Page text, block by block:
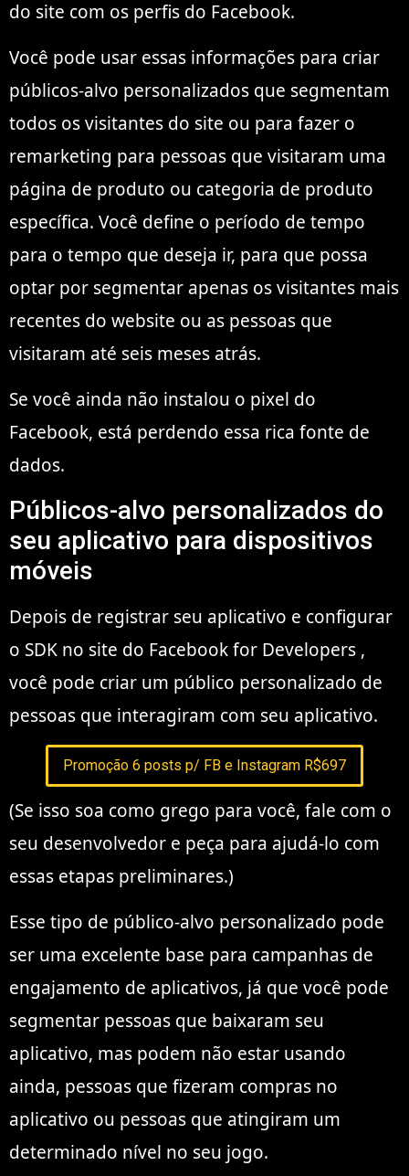
do site com os perfis do Facebook.
Você pode usar essas informações para criar
públicos-alvo personalizados que segmentam
todos os visitantes do site ou para fazer o
remarketing para pessoas que visitaram uma
página de produto ou categoria de produto
específica. Você define o período de tempo
para o tempo que deseja ir, para que possa
optar por segmentar apenas os visitantes mais
recentes do website ou as pessoas que
visitaram até seis meses atrás.
Se você ainda não instalou o pixel do
Facebook, está perdendo essa rica fonte de
dados.
Públicos-alvo personalizados do
seu aplicativo para dispositivos
móveis
Depois de registrar seu aplicativo e configurar
o SDK no site do Facebook for Developers ,
você pode criar um público personalizado de
pessoas que interagiram com seu aplicativo.
Promoção 6 posts p/ FB e Instagram R$697
(Se isso soa como grego para você, fale com o
seu desenvolvedor e peça para ajudá-lo com
essas etapas preliminares.)
Esse tipo de público-alvo personalizado pode
ser uma excelente base para campanhas de
engajamento de aplicativos, já que você pode
segmentar pessoas que baixaram seu
aplicativo, mas podem não estar usando
ainda, pessoas que fizeram compras no
aplicativo ou pessoas que atingiram um
determinado nível no seu jogo.